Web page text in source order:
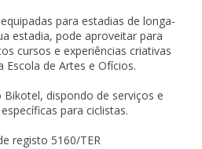
para estadias de longa-
estadia, pode aproveitar para
cursos e experiências criativas
Escola de Artes e Ofícios.
dispondo de serviços e
para ciclistas.
registo 5160/TER